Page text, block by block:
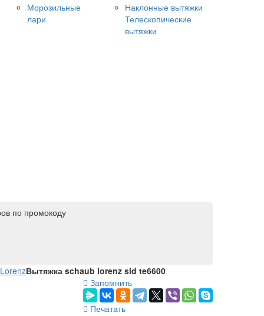
Морозильные
лари
Наклонные вытяжки
Телескопические
вытяжки
по промокоду
Вытяжка schaub lorenz sld te6600
Запомнить
Печатать